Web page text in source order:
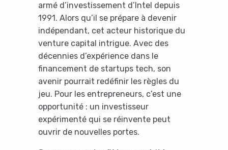
armé d’investissement d’Intel depuis
1991. Alors qu’il se prépare à devenir
indépendant, cet acteur historique du
venture capital intrigue. Avec des
décennies d’expérience dans le
financement de startups tech, son
avenir pourrait redéfinir les règles du
jeu. Pour les entrepreneurs, c’est une
opportunité : un investisseur
expérimenté qui se réinvente peut
ouvrir de nouvelles portes.